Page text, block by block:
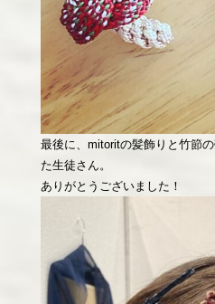
最後に、mitoritの髪飾りと竹節
た生徒さん。
ありがとうございました！